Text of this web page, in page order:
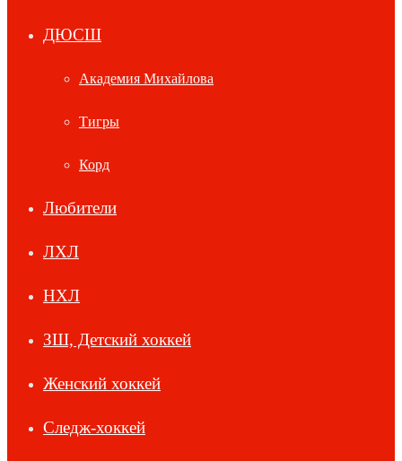
ДЮСШ
Академия Михайлова
Тигры
Корд
Любители
ЛХЛ
НХЛ
ЗШ, Детский хоккей
Женский хоккей
Следж-хоккей